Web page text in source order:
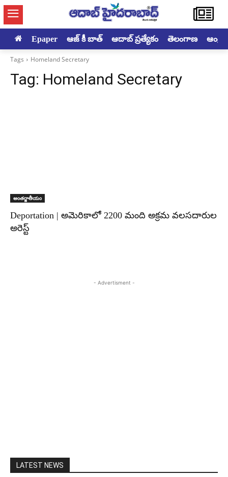
Epaper ఆజ్ కీ బాత్ ఆదాబ్ ప్రత్యేకం తెలంగాణ
Tags Homeland Secretary
Tag: Homeland Secretary
అంతర్జాతీయం
Deportation | అమెరికాలో 2200 మంది అక్రమ వలసదారుల
అరెస్ట్
- Advertisment -
LATEST NEWS